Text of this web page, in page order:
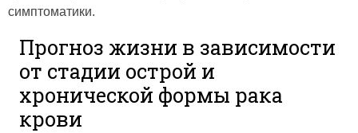
симптоматики.
Прогноз жизни в зависимости
от стадии острой и
хронической формы рака
крови